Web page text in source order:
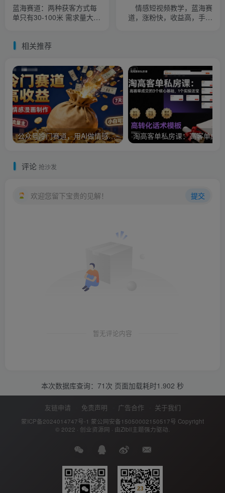
蓝海赛道：两种获客方式每
单只有30-100米 需求量大每
情感短视频教学，蓝海赛
道，涨粉快，收益高，手把
相关推荐
公众号冷门赛道，用AI做情感漫画，7天开通流量主，操作简单，小白可玩
评论 抢沙发
欢迎您留下宝贵的见解！ 提交
暂无评论内容
本次数据库查询：71次 页面加载耗时1.902 秒
友链申请 免责声明 广告合作 关于我们
蒙ICP备2024014747号-1 蒙公网安备15050002150517号 Copyright
© 2022 · 创业资源网 · 由Zibll主题强力驱动.